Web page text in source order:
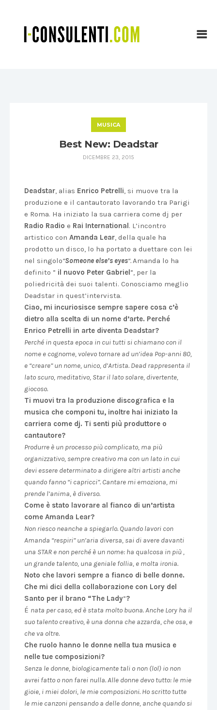
MUSICA
Best New: Deadstar
DICEMBRE 23, 2015
Deadstar, alias Enrico Petrelli, si muove tra la
produzione e il cantautorato lavorando tra Parigi
e Roma. Ha iniziato la sua carriera come dj per
Radio Radio e Rai International. L’incontro
artistico con Amanda Lear, della quale ha
prodotto un disco, lo ha portato a duettare con lei
nel singolo“Someone else’s eyes“.Amanda lo ha
definito ” il nuovo Peter Gabriel”, per la
poliedricità dei suoi talenti. Conosciamo meglio
Deadstar in quest’intervista.
Ciao, mi incuriosisce sempre sapere cosa c’è
dietro alla scelta di un nome d’arte. Perché
Enrico Petrelli in arte diventa Deadstar?
Perché in questa epoca in cui tutti si chiamano con il
nome e cognome, volevo tornare ad un’idea Pop-anni 80,
e “creare” un nome, unico, d’Artista. Dead rappresenta il
lato scuro, meditativo, Star il lato solare, divertente,
giocoso.
Ti muovi tra la produzione discografica e la
musica che componi tu, inoltre hai iniziato la
carriera come dj. Ti senti più produttore o
cantautore?
Produrre è un processo più complicato, ma più
organizzativo, sempre creativo ma con un lato in cui
devi essere determinato a dirigere altri artisti anche
quando fanno “i capricci”. Cantare mi emoziona, mi
prende l’anima, è diverso.
Come è stato lavorare al fianco di un’artista
come Amanda Lear?
Non riesco neanche a spiegarlo. Quando lavori con
Amanda “respiri” un’aria diversa, sai di avere davanti
una STAR e non perché è un nome: ha qualcosa in più ,
un grande talento, una geniale follia, e molta ironia.
Noto che lavori sempre a fianco di belle donne.
Che mi dici della collaborazione con Lory del
Santo per il brano “The Lady”?
É nata per caso, ed è stata molto buona. Anche Lory ha il
suo talento creativo, è una donna che azzarda, che osa, e
che va oltre.
Che ruolo hanno le donne nella tua musica e
nelle tue composizioni?
Senza le donne, biologicamente tali o non (lol) io non
avrei fatto o non farei nulla. Alle donne devo tutto: le mie
gioie, i miei dolori, le mie composizioni. Ho scritto tutte
le mie canzoni pensando a delle donne, anche quando si